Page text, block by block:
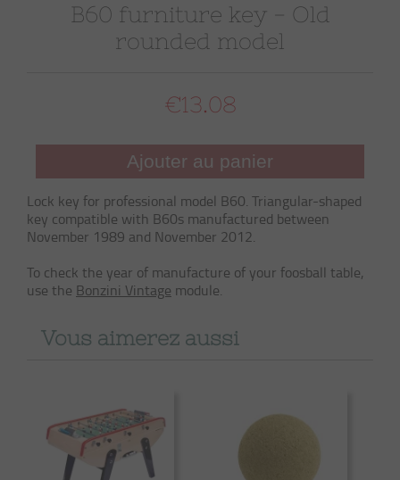
B60 furniture key - Old
rounded model
€13.08
Ajouter au panier
Lock key for professional model B60. Triangular-shaped
key compatible with B60s manufactured between
November 1989 and November 2012.
To check the year of manufacture of your foosball table,
use the Bonzini Vintage module.
Vous aimerez aussi